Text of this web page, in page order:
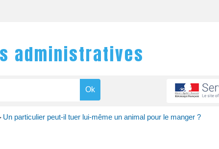
administratives
Un particulier peut-il tuer lui-même un animal pour le manger ?